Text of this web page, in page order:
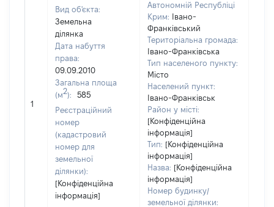
1
Вид об'єкта:
Земельна
ділянка
Дата набуття
права:
09.09.2010
Загальна площа
(м2):
585
Реєстраційний
номер
(кадастровий
номер для
земельної
ділянки):
[Конфіденційна
інформація]
Автономній Республіці
Крим:
Івано-
Франківський
Територіальна громада:
Івано-Франківська
Тип населеного пункту:
Місто
Населений пункт:
Івано-Франківськ
Район у місті:
[Конфіденційна
інформація]
Тип: [Конфіденційна
інформація]
Назва: [Конфіденційна
інформація]
Номер будинку/
земельної ділянки: